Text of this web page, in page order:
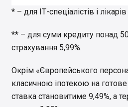
* – для ІТ-спеціалістів і
** – для суми кредиту понад
страхування 5,99%.
Окрім «Європейського
класичною іпотекою на
ставка становитиме 9,49%, а